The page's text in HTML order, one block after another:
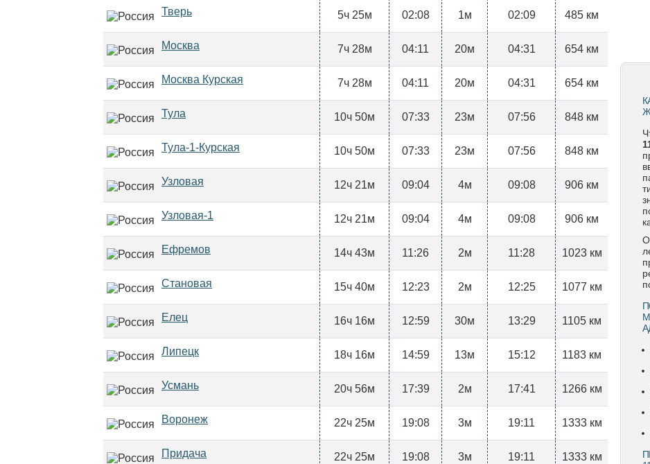
Тверь 5ч 25м 02:08 1м 02:09 485 км
Москва 7ч 28м 04:11 20м 04:31 654 км
Москва Курская 7ч 28м 04:11 20м 04:31 654 км
Тула 10ч 50м 07:33 23м 07:56 848 км
Тула-1-Курская 10ч 50м 07:33 23м 07:56 848 км
Узловая 12ч 21м 09:04 4м 09:08 906 км
Узловая-1 12ч 21м 09:04 4м 09:08 906 км
Ефремов 14ч 43м 11:26 2м 11:28 1023 км
Становая 15ч 40м 12:23 2м 12:25 1077 км
Елец 16ч 16м 12:59 30м 13:29 1105 км
Липецк 18ч 16м 14:59 13м 15:12 1183 км
Усмань 20ч 56м 17:39 2м 17:41 1266 км
Воронеж 22ч 25м 19:08 3м 19:11 1333 км
Придача 22ч 25м 19:08 3м 19:11 1333 км